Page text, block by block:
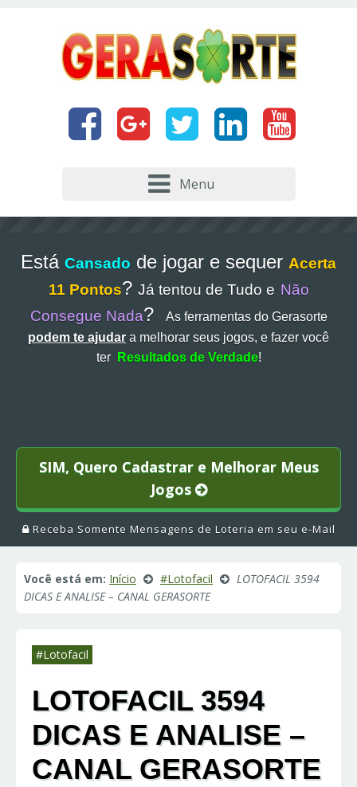
Menu
Está Cansado de jogar e sequer Acerta
11 Pontos? Já tentou de Tudo e Não
Consegue Nada?
As ferramentas do Gerasorte
podem te ajudar a melhorar seus jogos, e fazer você
ter
Resultados de Verdade!
SIM, Quero Cadastrar e Melhorar Meus
Jogos
Receba Somente Mensagens de Loteria em seu e-Mail
Você está em: Início #Lotofacil
LOTOFACIL 3594
DICAS E ANALISE – CANAL GERASORTE
#Lotofacil
LOTOFACIL 3594
DICAS E ANALISE –
CANAL GERASORTE